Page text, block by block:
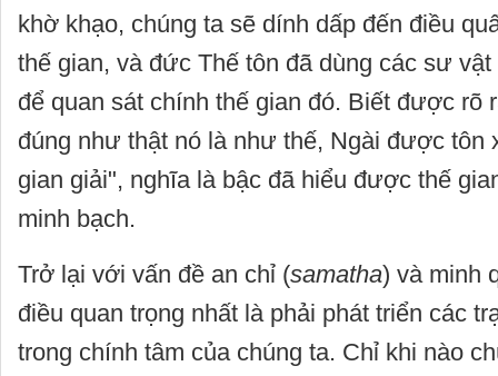
khờ khạo, chúng ta sẽ dính dấp đến điều
thế gian, và đức Thế tôn đã dùng các sư
để quan sát chính thế gian đó. Biết được rõ
đúng như thật nó là như thế, Ngài được tôn
gian giải", nghĩa là bậc đã hiểu được thế
minh bạch.
Trở lại với vấn đề an chỉ (samatha) và minh
điều quan trọng nhất là phải phát triển các
trong chính tâm của chúng ta. Chỉ khi nào